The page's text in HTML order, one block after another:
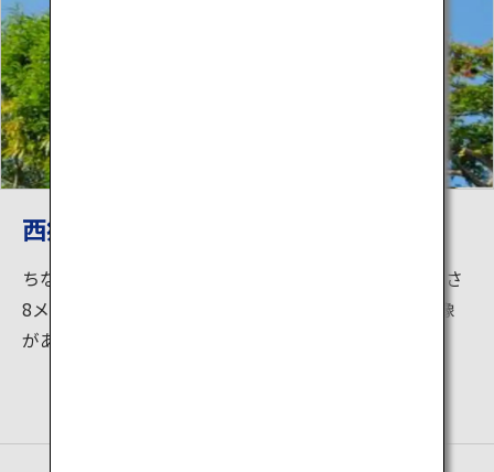
西郷隆盛像
ちなみに、城山町には、城山を背景に仁王立ちする高さ
8メートルのわが国初の陸軍大将の制服姿の西郷隆盛像
があります。